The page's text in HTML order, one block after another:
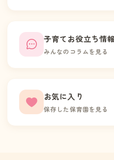
子育てお役立ち情報
みんなのコラムを見る
お気に入り
保存した保育園を見る